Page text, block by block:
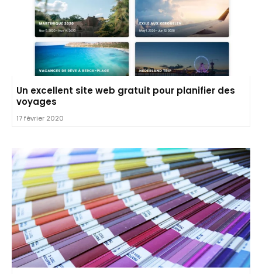
Un excellent site web gratuit pour planifier des
voyages
17 février 2020